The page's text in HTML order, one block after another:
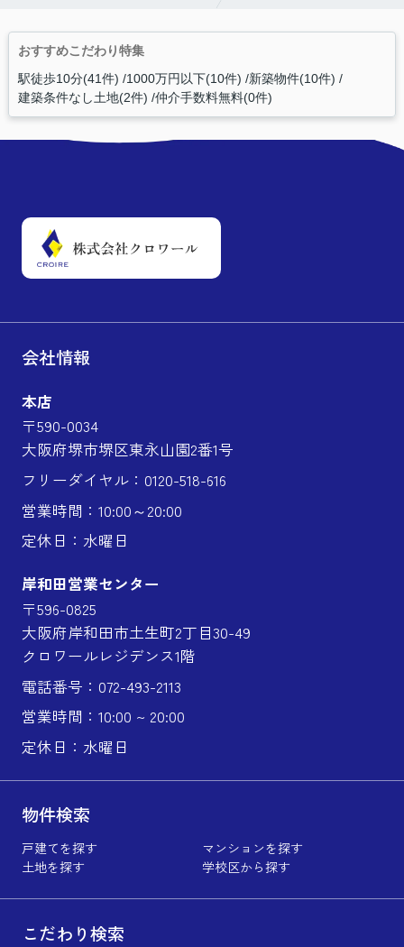
おすすめこだわり特集
駅徒歩10分(41件) 1000万円以下(10件) 新築物件(10件)
建築条件なし土地(2件) 仲介手数料無料(0件)
会社情報
本店
〒590-0034
大阪府堺市堺区東永山園2番1号
フリーダイヤル：0120-518-616
営業時間：10:00～20:00
定休日：水曜日
岸和田営業センター
〒596-0825
大阪府岸和田市土生町2丁目30-49
クロワールレジデンス1階
電話番号：072-493-2113
営業時間：10:00 ~ 20:00
定休日：水曜日
物件検索
戸建てを探す
マンションを探す
土地を探す
学校区から探す
こだわり検索